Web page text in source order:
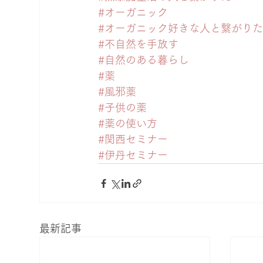
#オーガニック
#オーガニック好きな人と繋がり
#不自然を手放す
#自然のある暮らし
#薬
#風邪薬
#子供の薬
#薬の使い方
#関西セミナー
#伊丹セミナー
最新記事